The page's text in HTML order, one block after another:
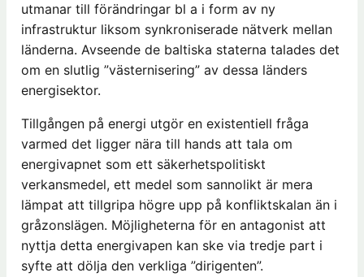
utmanar till förändringar bl a i form av ny
infrastruktur liksom synkroniserade nätverk mellan
länderna. Avseende de baltiska staterna talades det
om en slutlig ”västernisering” av dessa länders
energisektor.
Tillgången på energi utgör en existentiell fråga
varmed det ligger nära till hands att tala om
energivapnet som ett säkerhetspolitiskt
verkansmedel, ett medel som sannolikt är mera
lämpat att tillgripa högre upp på konfliktskalan än i
gråzonslägen. Möjligheterna för en antagonist att
nyttja detta energivapen kan ske via tredje part i
syfte att dölja den verkliga ”dirigenten”.